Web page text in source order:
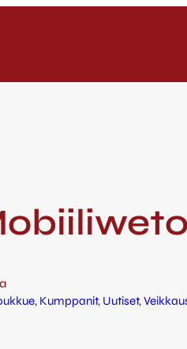
, Kumppanit, Uutiset,